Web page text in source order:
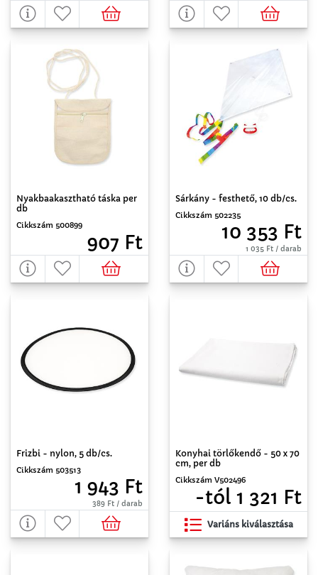
Nyakbaakasztható táska per
db
Cikkszám 500899
907 Ft
Sárkány - festhető, 10 db/cs.
Cikkszám 502235
10 353 Ft
1 035 Ft / darab
Frizbi - nylon, 5 db/cs.
Cikkszám 503513
1 943 Ft
389 Ft / darab
Konyhai törlőkendő - 50 x 70
cm, per db
Cikkszám V502496
-tól 1 321 Ft
Variáns kiválasztása